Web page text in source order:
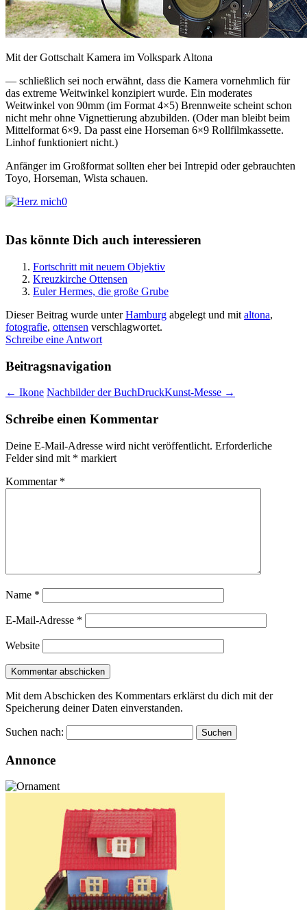
Mit der Gottschalt Kamera im Volkspark Altona
— schließlich sei noch erwähnt, dass die Kamera vornehmlich für
das extreme Weitwinkel konzipiert wurde. Ein moderates
Weitwinkel von 90mm (im Format 4×5) Brennweite scheint schon
nicht mehr ohne Vignettierung abzubilden. (Oder man bleibt beim
Mittelformat 6×9. Da passt eine Horseman 6×9 Rollfilmkassette.
Linhof funktioniert nicht.)
Anfänger im Großformat sollten eher bei Intrepid oder gebrauchten
Toyo, Horseman, Wista schauen.
0
Das könnte Dich auch interessieren
Fortschritt mit neuem Objektiv
Kreuzkirche Ottensen
Euler Hermes, die große Grube
Dieser Beitrag wurde unterHamburg abgelegt und mit altona,
fotografie, ottensen verschlagwortet.
Schreibe eine Antwort
Beitragsnavigation
← Ikone Nachbilder der BuchDruckKunst-Messe →
Schreibe einen Kommentar
Deine E-Mail-Adresse wird nicht veröffentlicht. Erforderliche
Felder sind mit * markiert
Kommentar *
Name *
E-Mail-Adresse *
Website
Mit dem Abschicken des Kommentars erklärst du dich mit der
Speicherung deiner Daten einverstanden.
Suchen nach:
Annonce